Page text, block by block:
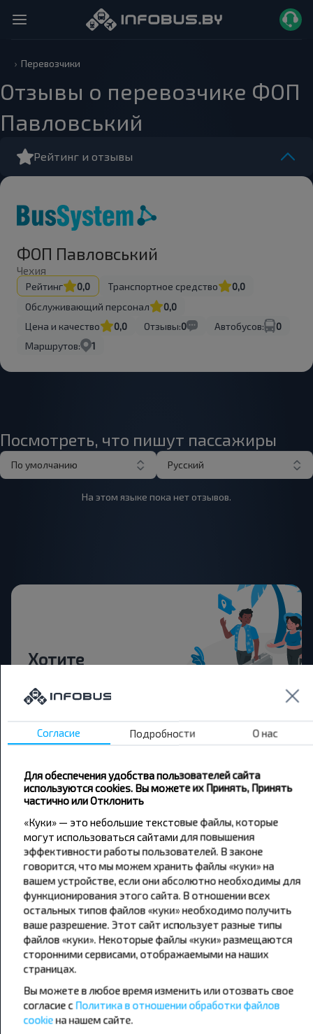
Перевозчики
Отзывы о перевозчике ФОП
Павловський
Рейтинг и отзывы
ФОП Павловський
Чехия
Рейтинг 0,0 Транспортное средство
0,0
Обслуживающий персонал
0,0
Цена и качество
0,0 Отзывы:0 Автобусов:
0
Маршрутов:
1
Посмотреть, что пишут пассажиры
По умолчанию Русский
На этом языке пока нет отзывов.
Хотите
дешевле?
Не пропусти специальные акции, скидки и
другие интересные предложения INFOBUS.
путешествуй с нами дешевле!
Подписаться
Популярные автобусные
направления
Орша - Могилёв
Минск - Несвиж
Минск - Барановичи
Согласие Подробности О нас
Для обеспечения удобства пользователей сайта
используются cookies. Вы можете их Принять, Принять
частично или Отклонить
«Куки» — это небольшие текстовые файлы, которые
могут использоваться сайтами для повышения
эффективности работы пользователей. В законе
говорится, что мы можем хранить файлы «куки» на
вашем устройстве, если они абсолютно необходимы для
функционирования этого сайта. В отношении всех
остальных типов файлов «куки» необходимо получить
ваше разрешение. Этот сайт использует разные типы
файлов «куки». Некоторые файлы «куки» размещаются
сторонними сервисами, отображаемыми на наших
страницах.
Вы можете в любое время изменить или отозвать свое
согласие сПолитика в отношении обработки файлов
cookieна нашем сайте.